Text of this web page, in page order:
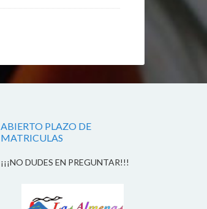
ABIERTO PLAZO DE
MATRICULAS
¡¡¡NO DUDES EN PREGUNTAR!!!